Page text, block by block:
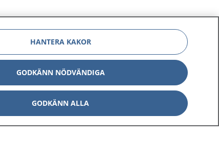
Om 1177
Kontakt
HANTERA KAKOR
GODKÄNN NÖDVÄNDIGA
GODKÄNN ALLA